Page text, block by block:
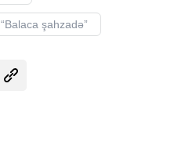
“Balaca şahzadə”